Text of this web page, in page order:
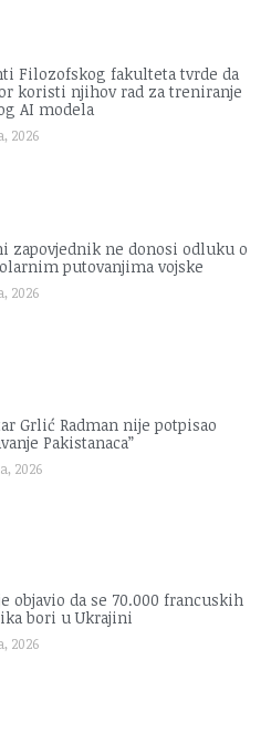
Filozofskog fakulteta tvrde da
koristi njihov rad za treniranje
AI modela
2026
zapovjednik ne donosi odluku o
putovanjima vojske
2026
Grlić Radman nije potpisao
Pakistanaca”
2026
objavio da se 70.000 francuskih
bori u Ukrajini
2026